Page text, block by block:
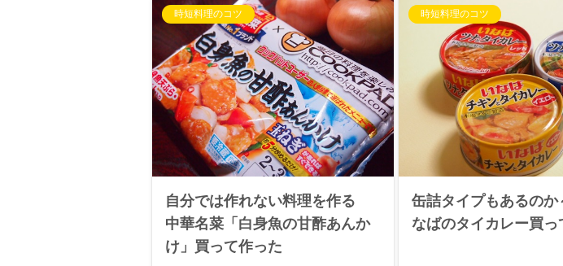
時短料理のコツ
自分では作れない料理を作る
中華名菜「白身魚の甘酢あんか
け」買って作った
時短料理のコツ
缶詰タイプもあるのか
なばのタイカレー買っ